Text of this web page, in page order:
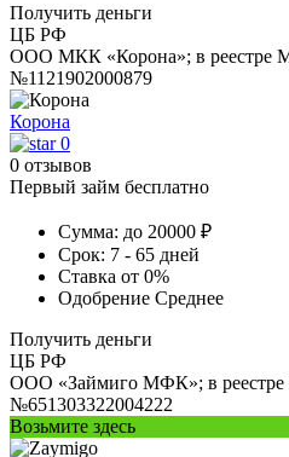
Получить деньги
ЦБ РФ
ООО МКК «Корона»; в
№1121902000879
Корона
0
0 отзывов
Первый займ бесплатно
Сумма: до 20000 ₽
Срок: 7 - 65 дней
Ставка от 0%
Одобрение Среднее
Получить деньги
ЦБ РФ
ООО «Займиго МФК»; в
№651303322004222
Возьмите здесь